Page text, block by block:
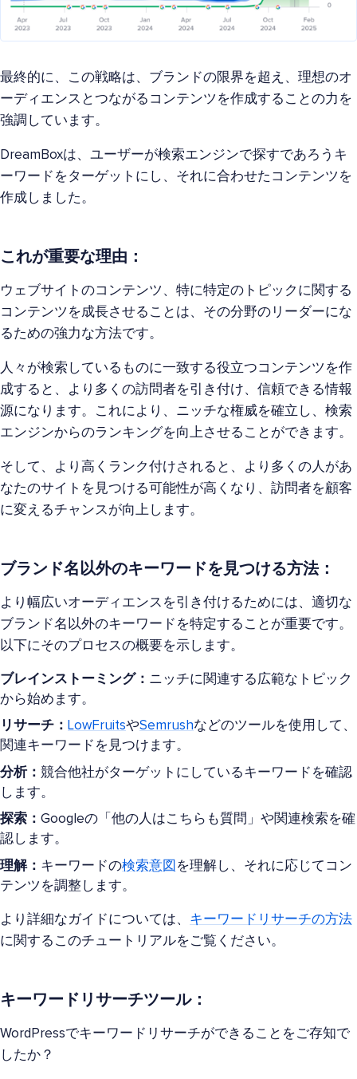
最終的に、この戦略は、ブランドの限界を超え、理想のオ
ーディエンスとつながるコンテンツを作成することの力を
強調しています。
DreamBoxは、ユーザーが検索エンジンで探すであろうキ
ーワードをターゲットにし、それに合わせたコンテンツを
作成しました。
これが重要な理由：
ウェブサイトのコンテンツ、特に特定のトピックに関する
コンテンツを成長させることは、その分野のリーダーにな
るための強力な方法です。
人々が検索しているものに一致する役立つコンテンツを作
成すると、より多くの訪問者を引き付け、信頼できる情報
源になります。これにより、ニッチな権威を確立し、検索
エンジンからのランキングを向上させることができます。
そして、より高くランク付けされると、より多くの人があ
なたのサイトを見つける可能性が高くなり、訪問者を顧客
に変えるチャンスが向上します。
ブランド名以外のキーワードを見つける方法：
より幅広いオーディエンスを引き付けるためには、適切な
ブランド名以外のキーワードを特定することが重要です。
以下にそのプロセスの概要を示します。
ブレインストーミング： ニッチに関連する広範なトピック
から始めます。
リサーチ： LowFruitsやSemrushなどのツールを使用して、
関連キーワードを見つけます。
分析： 競合他社がターゲットにしているキーワードを確認
します。
探索： Googleの「他の人はこちらも質問」や関連検索を確
認します。
理解： キーワードの検索意図 を理解し、それに応じてコン
テンツを調整します。
より詳細なガイドについては、 キーワードリサーチの方法
に関するこのチュートリアルをご覧ください。
キーワードリサーチツール：
WordPressでキーワードリサーチができることをご存知で
したか？